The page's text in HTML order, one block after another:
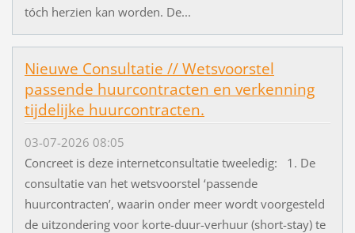
tóch herzien kan worden. De...
Nieuwe Consultatie // Wetsvoorstel
passende huurcontracten en verkenning
tijdelijke huurcontracten.
03-07-2026 08:05
Concreet is deze internetconsultatie tweeledig: 1. De
consultatie van het wetsvoorstel ‘passende
huurcontracten’, waarin onder meer wordt voorgesteld
de uitzondering voor korte-duur-verhuur (short-stay) te